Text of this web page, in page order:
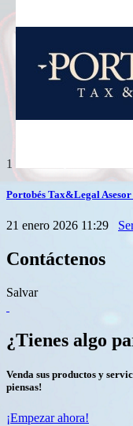
1
Portobés Tax&Legal
21 enero 2026 11:29
Contáctenos
Salvar
¿Tienes algo
Venda sus productos y
piensas!
¡Empezar ahora!